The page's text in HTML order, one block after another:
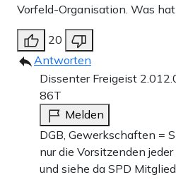
Vorfeld-Organisation. Was
20
Antworten
Dissenter Freigeist 2.0
86T
Melden
DGB, Gewerkschaften =
nur die Vorsitzenden
und siehe da SPD Mitglied.